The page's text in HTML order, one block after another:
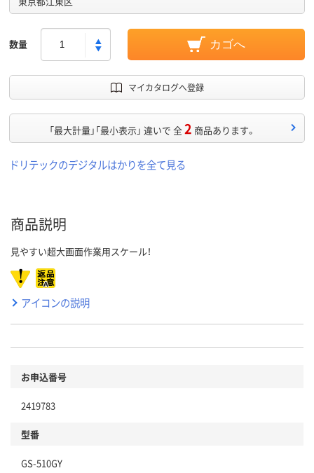
数量 カゴへ
マイカタログへ登録
「最大計量」「最小表示」 違いで 全2 商品あります。
ドリテックのデジタルはかりを全て見る
商品説明
見やすい超大画面作業用スケール！
アイコンの説明
お申込番号
2419783
型番
GS-510GY